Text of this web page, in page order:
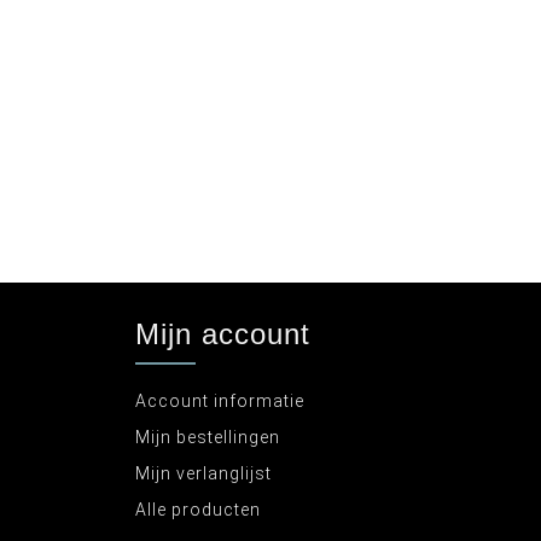
Mijn account
Account informatie
Mijn bestellingen
Mijn verlanglijst
Alle producten